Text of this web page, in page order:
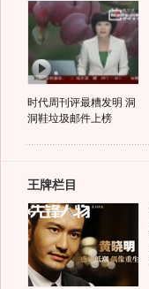
时代周刊评最糟发明 洞
洞鞋垃圾邮件上榜
王牌栏目